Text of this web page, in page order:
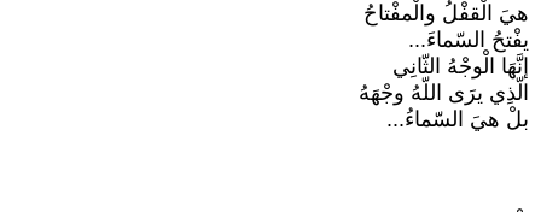
هيَ الْقفْلُ والْمفْتاحُ
يفْتحُ السّماءَ...
إنَّهَا الْوجْهُ الثّانِي
الّذِي يرَى اللّهُ وجْهَهُ
بلْ هيَ السّماءُ...